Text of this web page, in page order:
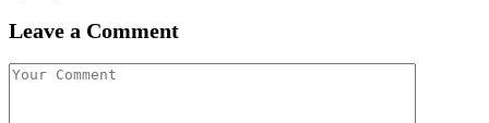
Leave a Comment